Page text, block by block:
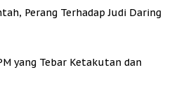
Perang Terhadap Judi Daring
yang Tebar Ketakutan dan